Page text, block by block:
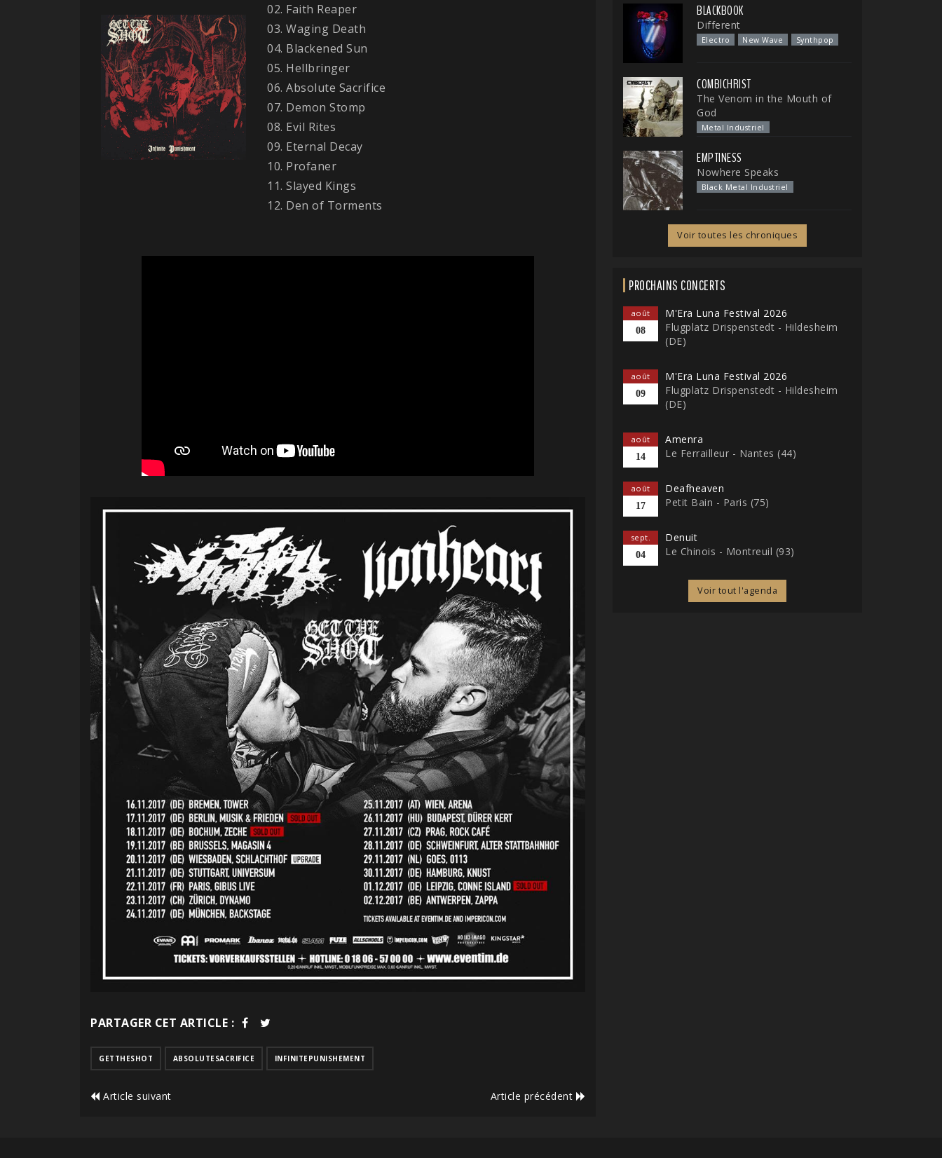
02. Faith Reaper
03. Waging Death
04. Blackened Sun
05. Hellbringer
06. Absolute Sacrifice
07. Demon Stomp
08. Evil Rites
09. Eternal Decay
10. Profaner
11. Slayed Kings
12. Den of Torments
PARTAGER CET ARTICLE :
GETTHESHOT ABSOLUTESACRIFICE INFINITEPUNISHEMENT
Article suivant Article précédent
BLACKBOOK
Different
Electro New Wave Synthpop
COMBICHRIST
The Venom in the Mouth of
God
Metal Industriel
EMPTINESS
Nowhere Speaks
Black Metal Industriel
Voir toutes les chroniques
PROCHAINS CONCERTS
août
08
M'Era Luna Festival 2026
Flugplatz Drispenstedt - Hildesheim
(DE)
août
09
M'Era Luna Festival 2026
Flugplatz Drispenstedt - Hildesheim
(DE)
août
14
Amenra
Le Ferrailleur - Nantes (44)
août
17
Deafheaven
Petit Bain - Paris (75)
sept.
04
Denuit
Le Chinois - Montreuil (93)
Voir tout l'agenda